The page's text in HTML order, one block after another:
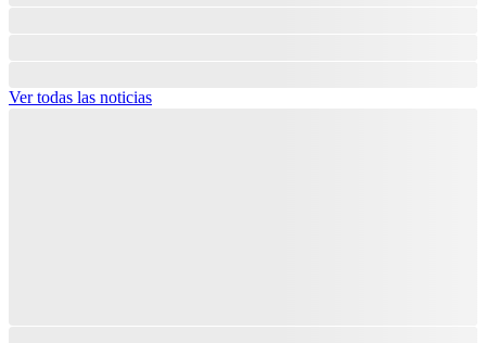
Ver todas las noticias